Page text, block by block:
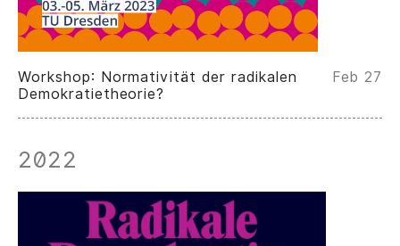
Workshop: Normativität der radikalen
Demokratietheorie?
Feb 27
2022